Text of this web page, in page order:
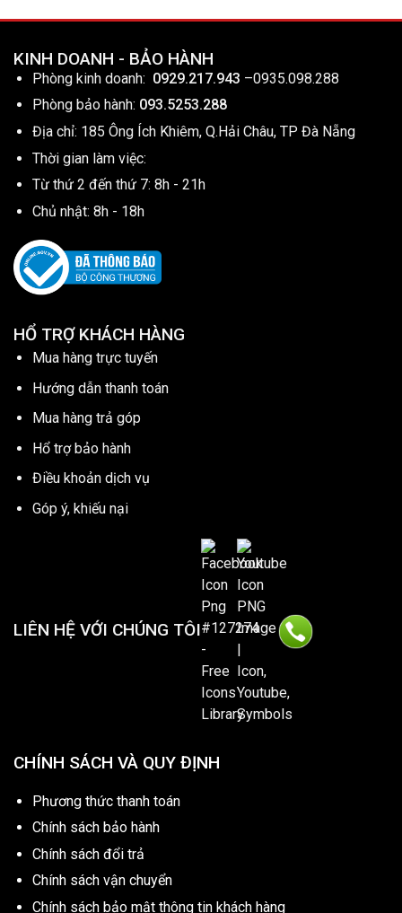
KINH DOANH - BẢO HÀNH
Phòng kinh doanh: 0929.217.943 –0935.098.288
Phòng bảo hành: 093.5253.288
Địa chỉ: 185 Ông Ích Khiêm, Q.Hải Châu, TP Đà Nẵng
Thời gian làm việc:
Từ thứ 2 đến thứ 7: 8h - 21h
Chủ nhật: 8h - 18h
HỔ TRỢ KHÁCH HÀNG
Mua hàng trực tuyến
Hướng dẫn thanh toán
Mua hàng trả góp
Hổ trợ bảo hành
Điều khoản dịch vụ
Góp ý, khiếu nại
LIÊN HỆ VỚI CHÚNG TÔI
CHÍNH SÁCH VÀ QUY ĐỊNH
Phương thức thanh toán
Chính sách bảo hành
Chính sách đổi trả
Chính sách vận chuyển
Chính sách bảo mật thông tin khách hàng